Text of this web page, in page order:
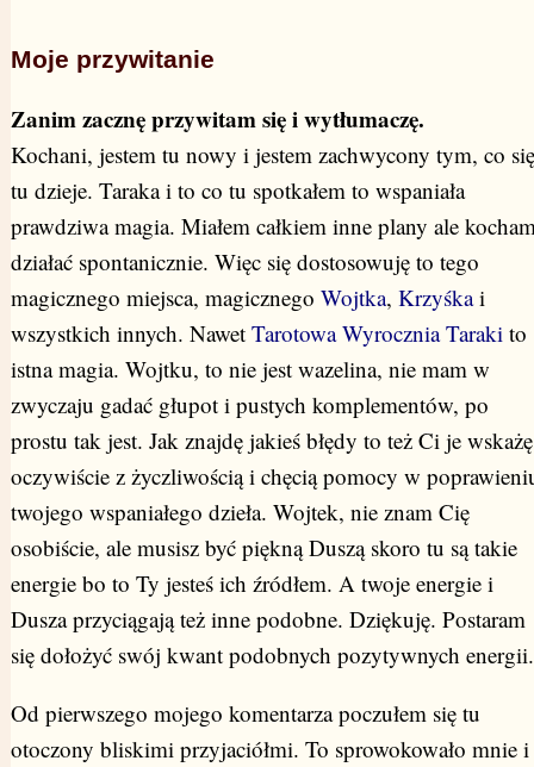
Moje przywitanie
Zanim zacznę przywitam się i wytłumaczę.
Kochani, jestem tu nowy i jestem zachwycony tym, co się
tu dzieje. Taraka i to co tu spotkałem to wspaniała
prawdziwa magia. Miałem całkiem inne plany ale
działać spontanicznie. Więc się dostosowuję to tego
magicznego miejsca, magicznego Wojtka, Krzyśkai
wszystkich innych. Nawet Tarotowa Wyrocznia Taraki to
istna magia. Wojtku, to nie jest wazelina, nie mam w
zwyczaju gadać głupot i pustych komplementów, po
prostu tak jest. Jak znajdę jakieś błędy to też Ci je
oczywiście z życzliwością i chęcią pomocy w
twojego wspaniałego dzieła. Wojtek, nie znam Cię
osobiście, ale musisz być piękną Duszą skoro tu są takie
energie bo to Ty jesteś ich źródłem. A twoje energie i
Dusza przyciągają też inne podobne. Dziękuję. Postaram
się dołożyć swój kwant podobnych pozytywnych energii.
Od pierwszego mojego komentarza poczułem się tu
otoczony bliskimi przyjaciółmi. To sprowokowało mnie i